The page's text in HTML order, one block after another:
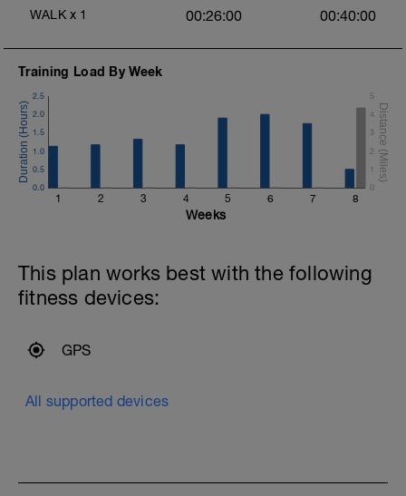
WALK x 1 00:26:00 00:40:00
Training Load By Week
1 2 3 4 5 6 7 8
0.0
0.5
1.0
1.5
2.0
2.5
0
1
2
3
4
5
Weeks
This plan works best with the following
fitness devices:
GPS
All supported devices